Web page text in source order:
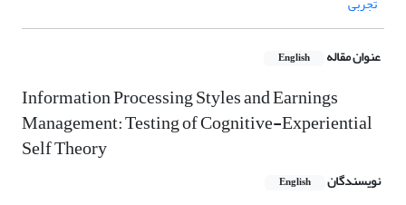
عنوان مقاله English
Information Processing Styles and Earnings
Management: Testing of Cognitive-Experiential
Self Theory
نویسندگان English